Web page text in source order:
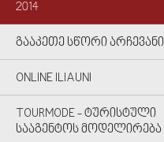
2014
ᲒᲐᲐᲙᲔᲗᲔ ᲡᲬᲝᲠᲘ ᲐᲠᲩᲔᲕᲐᲜᲘ
ONLINE ILIAUNI
TOURMODE - ᲢᲣᲠᲘᲡᲢᲣᲚᲘ
ᲡᲐᲐᲒᲔᲜᲢᲝᲡ ᲛᲝᲓᲔᲚᲘᲠᲔᲑᲐ